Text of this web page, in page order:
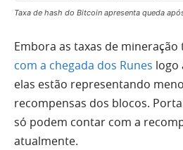
Taxa de hash do Bitcoin apresenta queda
Embora as taxas de mineração
com a chegada dos Runes logo
elas estão representando
recompensas dos blocos.
só podem contar com a
atualmente.